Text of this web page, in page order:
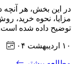
در این بخش، هر آنچه
مزایا، نحوه خرید،
توضیح داده شده
۱۰ اردیبهشت ۰۴